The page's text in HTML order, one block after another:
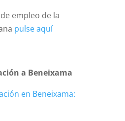
empleo de la
pulse aquí
a Beneixama
en Beneixama: